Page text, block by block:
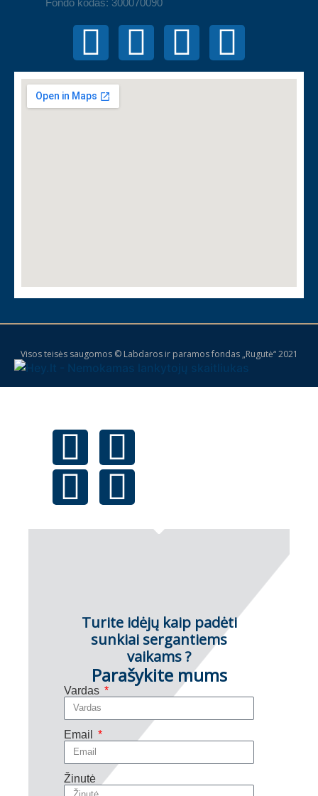
Visos teisės saugomos © Labdaros ir paramos fondas „Rugutė“ 2021
Turite idėjų kaip padėti
sunkiai sergantiems
vaikams ?
Parašykite mums
Vardas
Email
Žinutė